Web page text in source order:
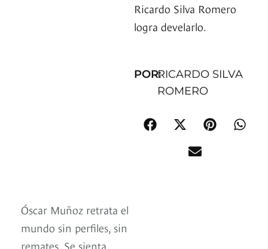
Ricardo Silva Romero
logra develarlo.
POR:RICARDO SILVA
ROMERO
Óscar Muñoz retrata el
mundo sin perfiles, sin
remates. Se sienta